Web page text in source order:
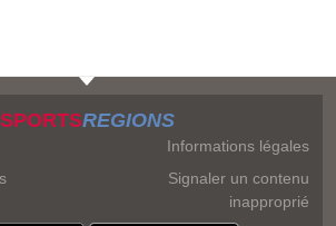
SPORTSREGIONS
Informations légales
Signaler un contenu
inapproprié